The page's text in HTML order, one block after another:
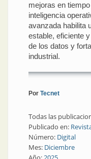
mejoras en
inteligencia
avanzada habilita
estable, eficiente
de los datos y
industrial.
Por Tecnet
Todas las
Publicado en:
Número: Digital
Mes: Diciembre